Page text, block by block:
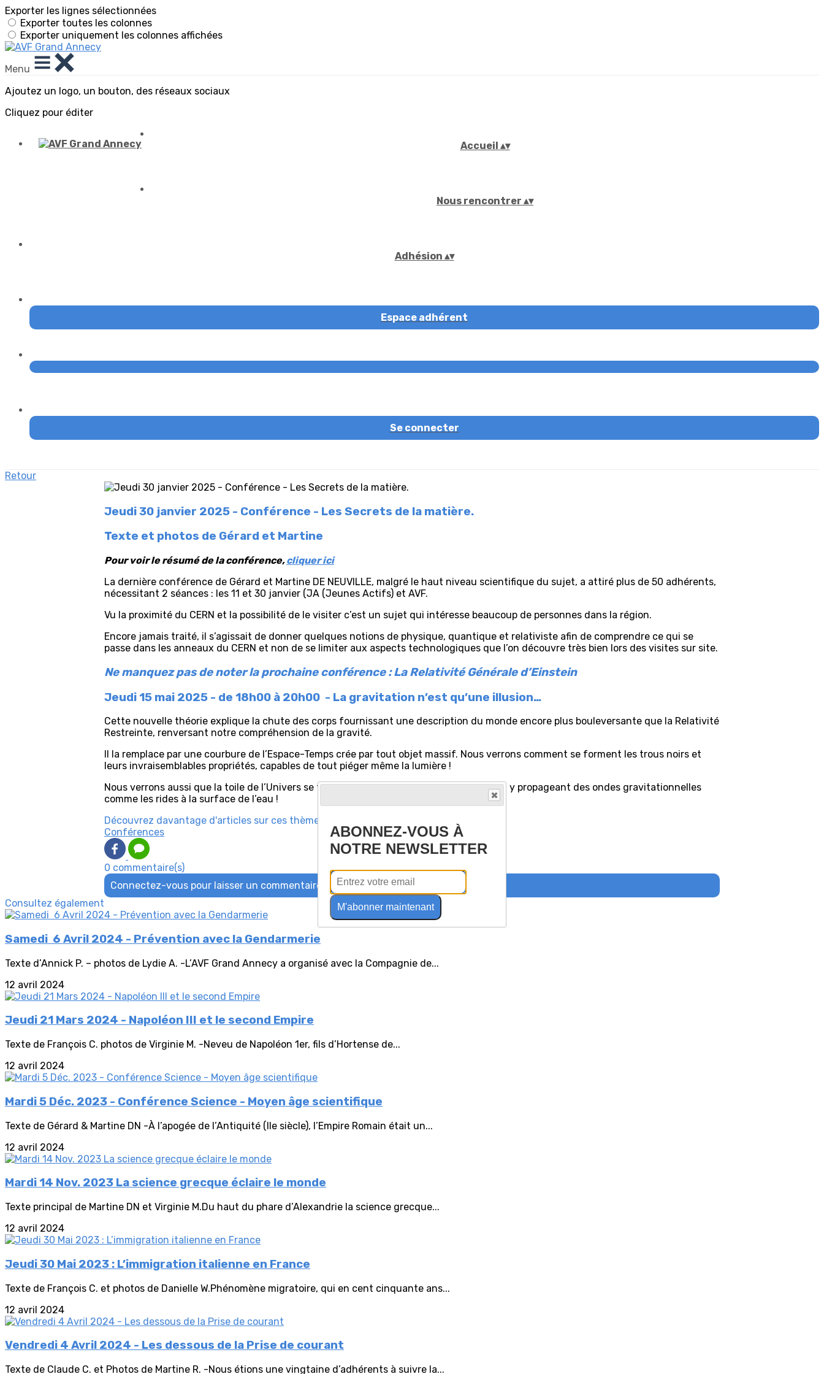
Exporter les lignes sélectionnées
Exporter toutes les colonnes
Exporter uniquement les colonnes affichées
Menu
Ajoutez un logo, un bouton, des réseaux sociaux
Cliquez pour éditer
Accueil ▴▾
Nous rencontrer ▴▾
Adhésion ▴▾
Espace adhérent
Se connecter
Retour
Jeudi 30 janvier 2025 - Conférence - Les Secrets de la matière.
Texte et photos de Gérard et Martine
Pour voir le résumé de la conférence,cliquer ici
La dernière conférence de Gérard et Martine DE NEUVILLE, malgré le haut niveau scientifique du sujet, a attiré plus de 50 adhérents,
nécessitant 2 séances : les 11 et 30 janvier (JA (Jeunes Actifs) et AVF.
Vu la proximité du CERN et la possibilité de le visiter c’est un sujet qui intéresse beaucoup de personnes dans la région.
Encore jamais traité, il s’agissait de donner quelques notions de physique, quantique et relativiste afin de comprendre ce qui se
passe dans les anneaux du CERN et non de se limiter aux aspects technologiques que l’on découvre très bien lors des visites sur site.
Ne manquez pas de noter la prochaine conférence : La Relativité Générale d’Einstein
Jeudi 15 mai 2025 - de 18h00 à 20h00 - La gravitation n’est qu’une illusion…
Cette nouvelle théorie explique la chute des corps fournissant une description du monde encore plus bouleversante que la Relativité
Restreinte, renversant notre compréhension de la gravité.
Il la remplace par une courbure de l’Espace-Temps crée par tout objet massif. Nous verrons comment se forment les trous noirs et
leurs invraisemblables propriétés, capables de tout piéger même la lumière !
Nous verrons aussi que la toile de l’Univers se tord et se transforme au cours du temps, y propageant des ondes gravitationnelles
comme les rides à la surface de l’eau !
Découvrez davantage d'articles sur ces thèmes :
Conférences
0 commentaire(s)
Connectez-vous pour laisser un commentaire
Consultez également
Samedi 6 Avril 2024 - Prévention avec la Gendarmerie
Texte d’Annick P. – photos de Lydie A. -L’AVF Grand Annecy a organisé avec la Compagnie de...
12 avril 2024
Jeudi 21 Mars 2024 - Napoléon III et le second Empire
Texte de François C. photos de Virginie M. -Neveu de Napoléon 1er, fils d’Hortense de...
12 avril 2024
Mardi 5 Déc. 2023 - Conférence Science - Moyen âge scientifique
Texte de Gérard & Martine DN -À l’apogée de l’Antiquité (IIe siècle), l’Empire Romain était un...
12 avril 2024
Mardi 14 Nov. 2023 La science grecque éclaire le monde
Texte principal de Martine DN et Virginie M.Du haut du phare d’Alexandrie la science grecque...
12 avril 2024
Jeudi 30 Mai 2023 : L’immigration italienne en France
Texte de François C. et photos de Danielle W.Phénomène migratoire, qui en cent cinquante ans...
12 avril 2024
Vendredi 4 Avril 2024 - Les dessous de la Prise de courant
Texte de Claude C. et Photos de Martine R. -Nous étions une vingtaine d’adhérents à suivre la...
ABONNEZ-VOUS À
NOTRE NEWSLETTER
M'abonner maintenant